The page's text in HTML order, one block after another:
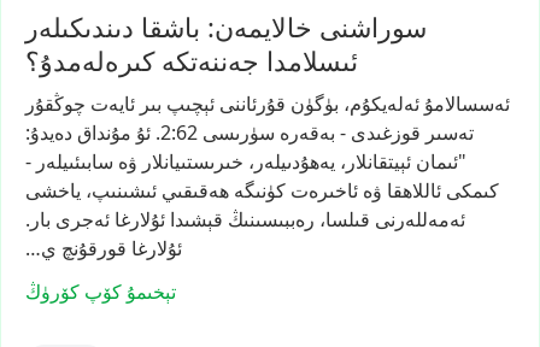
سوراشنى خالايمەن: باشقا دىندىكىلەر
ئىسلامدا جەننەتكە كىرەلەمدۇ؟
ئەسسالامۇ ئەلەيكۇم، بۈگۈن قۇرئاننى ئېچىپ بىر ئايەت چوڭقۇر
تەسىر قوزغىدى - بەقەرە سۈرىسى 2:62. ئۇ مۇنداقدەيدۇ:
"ئىمان ئېيتقانلار، يەھۇدىيلەر، خىرىستىيانلار ۋە سابىئىيلەر -
كىمكى ئاللاھقا ۋە ئاخىرەت كۈنىگە ھەقىقىي ئىشىنىپ، ياخشى
ئەمەللەرنى قىلسا، رەببىسىنىڭ قېشىدا ئۇلارغا ئەجرى بار.
ئۇلارغا قورقۇنچ ي…
تېخىمۇ كۆپ كۆرۈڭ